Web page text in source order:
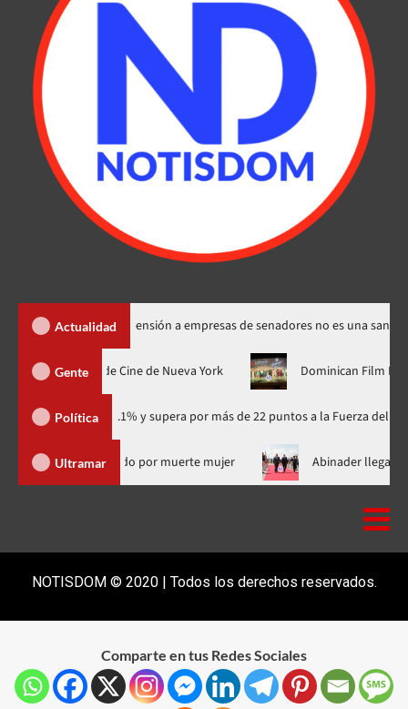
Actualidad
dice suspensión a empresas de senadores no es una sanción
Gente
mundial en el Festival de Cine de Nueva York
Política
con 41.1% y supera por más de 22 puntos a la Fuerza del Pueblo
Ultramar
de RD supuesto médico investigado por muerte mujer
NOTISDOM © 2020 | Todos los derechos reservados.
Comparte en tus Redes Sociales